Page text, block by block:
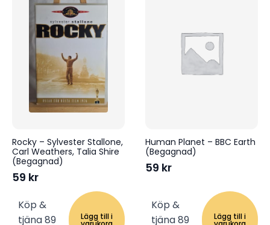
Rocky – Sylvester Stallone,
Carl Weathers, Talia Shire
(Begagnad)
59 kr
Köp &
tjäna 89
Lägg till i
Human Planet – BBC Earth
(Begagnad)
59 kr
Köp &
tjäna 89
Lägg till i